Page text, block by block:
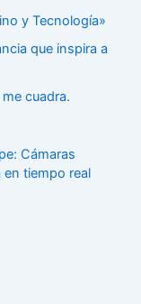
y Tecnología»
que inspira a
cuadra.
Cámaras
en tiempo real